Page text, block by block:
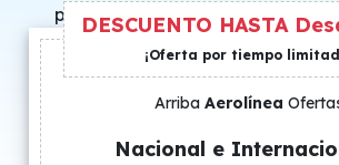
promocionales y consigue
DESCUENTO HASTA
¡Oferta por tiempo
Arriba Aerolínea
Nacional e